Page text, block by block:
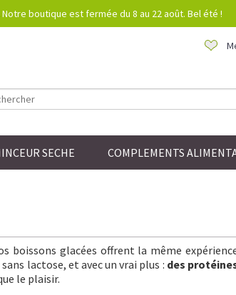
boutique est fermée du 8 au 22 août. Bel été !
SECHE COMPLEMENTS
boissons glacées offrent la même
lactose, et avec un vrai plus : des
le plaisir.